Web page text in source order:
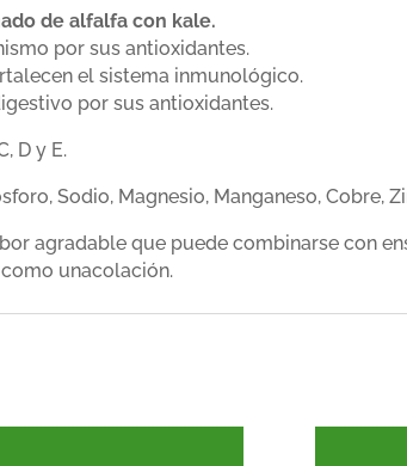
de alfalfa con kale.
por sus antioxidantes.
el sistema inmunológico.
por sus antioxidantes.
D y E.
Sodio, Magnesio, Manganeso, Cobre,
agradable que puede combinarse con
unacolación.